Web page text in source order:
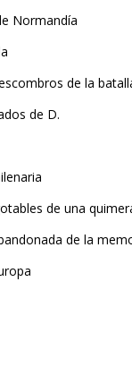
Normandía
de la
de D.
de una
de la